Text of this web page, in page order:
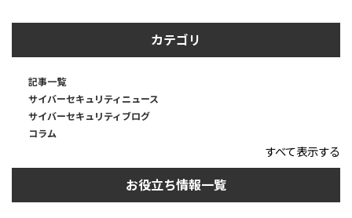
カテゴリ
記事一覧
サイバーセキュリティニュース
サイバーセキュリティブログ
コラム
すべて表示する
お役立ち情報一覧